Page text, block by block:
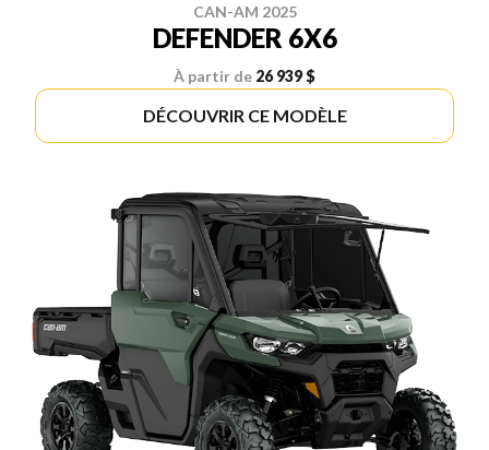
CAN-AM 2025
DEFENDER 6X6
À partir de 26 939 $
DÉCOUVRIR CE MODÈLE